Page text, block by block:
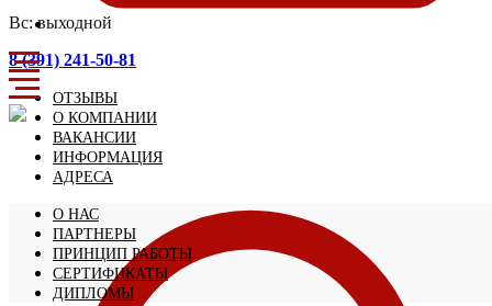
Вс: выходной
8 (391) 241-50-81
ОТЗЫВЫ
О КОМПАНИИ
ВАКАНСИИ
ИНФОРМАЦИЯ
АДРЕСА
О НАС
ПАРТНЕРЫ
ПРИНЦИП РАБОТЫ
СЕРТИФИКАТЫ
ДИПЛОМЫ